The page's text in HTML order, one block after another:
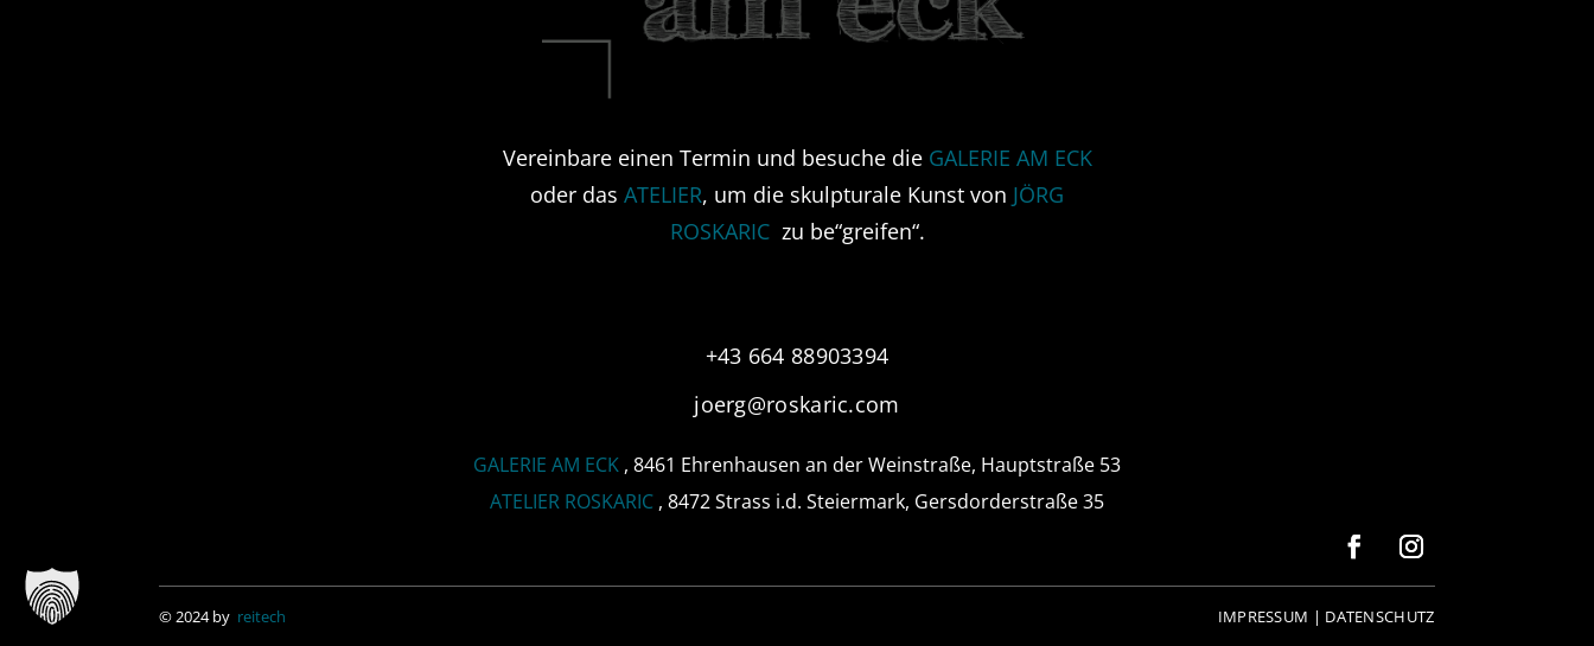
Vereinbare einen Termin und besuche die GALERIE AM ECK
oder das ATELIER, um die skulpturale Kunst von JÖRG
ROSKARICzu be“greifen“.
+43 664 88903394
joerg@roskaric.com
GALERIE AM ECK , 8461 Ehrenhausen an der Weinstraße, Hauptstraße 53
ATELIER ROSKARIC , 8472 Strass i.d. Steiermark, Gersdorderstraße 35
© 2024 by reitech IMPRESSUM | DATENSCHUTZ